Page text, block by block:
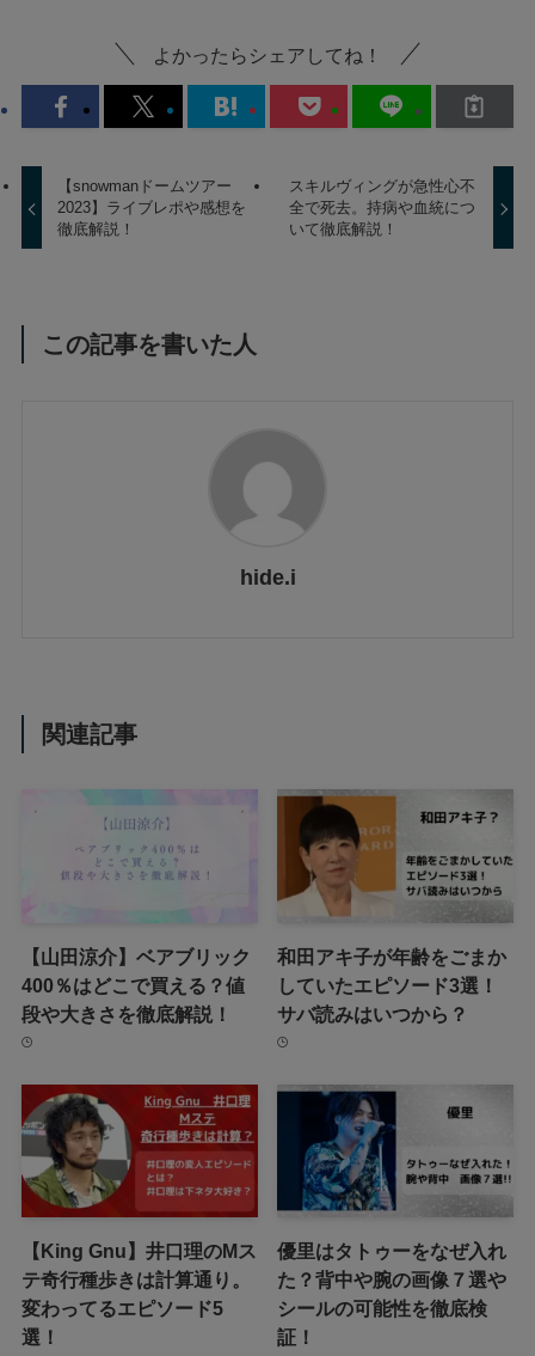
よかったらシェアしてね！
【snowmanドームツアー
2023】ライブレポや感想を
徹底解説！
スキルヴィングが急性心不
全で死去。持病や血統につ
いて徹底解説！
この記事を書いた人
hide.i
関連記事
【山田涼介】ベアブリック
400％はどこで買える？値
段や大きさを徹底解説！
和田アキ子が年齢をごまか
していたエピソード3選！
サバ読みはいつから？
【King Gnu】井口理のMス
テ奇行種歩きは計算通り。
変わってるエピソード5
選！
優里はタトゥーをなぜ入れ
た？背中や腕の画像７選や
シールの可能性を徹底検
証！